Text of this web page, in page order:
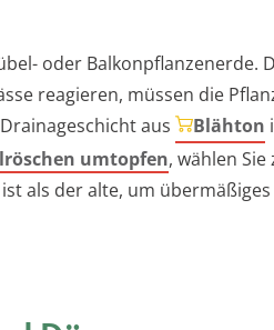
oder Balkonpflanzenerde.
reagieren, müssen die
aus
Blähton
umtopfen, wählen
als der alte, um übermäßiges